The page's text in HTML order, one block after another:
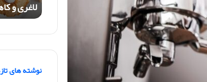
ش
و
ب
ر
لاغری و
نوشته های